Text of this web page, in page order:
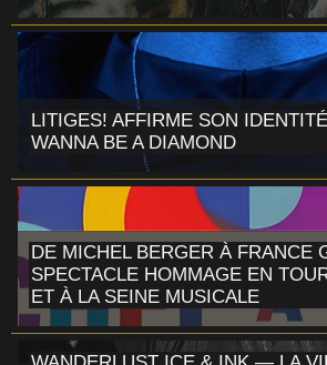
LITIGES! AFFIRME SON
WANNA BE A DIAMOND
DE MICHEL BERGER À FRANCE
SPECTACLE HOMMAGE EN
ET À LA SEINE MUSICALE